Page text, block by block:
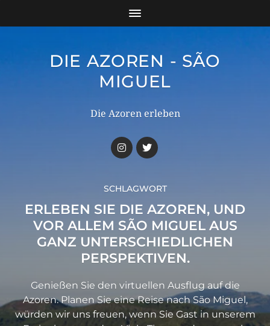
DIE AZOREN - SÃO
MIGUEL
Die Azoren erleben
SCHLAGWORT
ERLEBEN SIE DIE AZOREN, UND
VOR ALLEM SÃO MIGUEL AUS
GANZ UNTERSCHIEDLICHEN
PERSPEKTIVEN.
Genießen Sie den virtuellen Ausflug auf die
Azoren. Planen Sie eine Reise nach São Miguel,
würden wir uns freuen, wenn Sie Gast in unserem